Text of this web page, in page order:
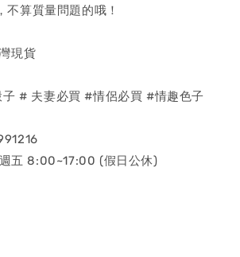
算質量問題的哦！
現貨
# 夫妻必買 #情侶必買 #情趣色子
五 8:00~17:00 (假日公休)